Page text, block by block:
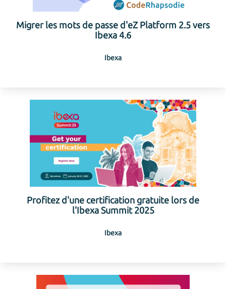
Migrer les mots de passe d'eZ Platform 2.5 vers
Ibexa 4.6
Ibexa
Profitez d'une certification gratuite lors de
l'Ibexa Summit 2025
Ibexa